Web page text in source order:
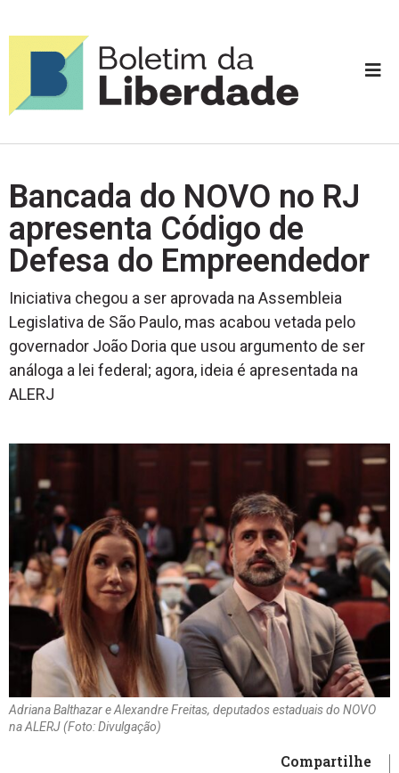
Bancada do NOVO no RJ
apresenta Código de
Defesa do Empreendedor
Iniciativa chegou a ser aprovada na Assembleia
Legislativa de São Paulo, mas acabou vetada pelo
governador João Doria que usou argumento de ser
análoga a lei federal; agora, ideia é apresentada na
ALERJ
Adriana Balthazar e Alexandre Freitas, deputados estaduais do NOVO
na ALERJ (Foto: Divulgação)
Compartilhe